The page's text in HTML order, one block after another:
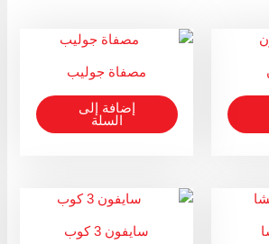
مصفاة جوليب
إضافة إلى
السلة
سايفون 3 كوب